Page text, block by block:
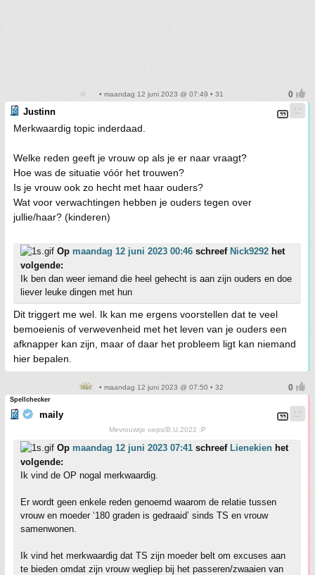
• maandag 12 juni 2023 @ 07:49 • 31
Justinn
Merkwaardig topic inderdaad.
Welke reden geeft je vrouw op als je er naar vraagt?
Hoe was de situatie vóór het trouwen?
Is je vrouw ook zo hecht met haar ouders?
Wat voor verwachtingen hebben je ouders tegen over
jullie/haar? (kinderen)
Op maandag 12 juni 2023 00:46 schreef Nick9292 het
volgende:
Ik ben dan weer iemand die heel gehecht is aan zijn ouders en doe
liever leuke dingen met hun
Dit triggert me wel. Ik kan me ergens voorstellen dat te veel
bemoeienis of verwevenheid met het leven van je ouders een
afknapper kan zijn, maar of daar het probleem ligt kan niemand
hier bepalen.
• maandag 12 juni 2023 @ 07:50 • 32
Spellchecker
maily
Mevrouwtje oeps/B.U.2022 :P
Op maandag 12 juni 2023 07:41 schreef Lienekien het
volgende:
Ik vind de OP nogal merkwaardig.
Er wordt geen enkele reden genoemd waarom de relatie tussen
vrouw en moeder ‘180 graden is gedraaid’ sinds TS en vrouw
samenwonen.
Ik vind het merkwaardig dat TS zijn moeder belt om excuses aan
te bieden omdat zijn vrouw wegliep bij het passeren/zwaaien van